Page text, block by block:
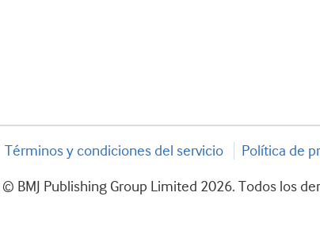
Términos y condiciones del servicio Política de
© BMJ Publishing Group Limited 2026. Todos los